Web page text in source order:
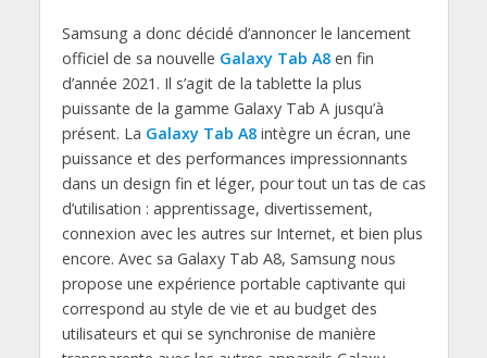
Samsung a donc décidé d’annoncer le lancement
officiel de sa nouvelle Galaxy Tab A8en fin
d’année 2021. Il s’agit de la tablette la plus
puissante de la gamme Galaxy Tab A jusqu’à
présent. La Galaxy Tab A8intègre un écran, une
puissance et des performances impressionnants
dans un design fin et léger, pour tout un tas de cas
d’utilisation : apprentissage, divertissement,
connexion avec les autres sur Internet, et bien plus
encore. Avec sa Galaxy Tab A8, Samsung nous
propose une expérience portable captivante qui
correspond au style de vie et au budget des
utilisateurs et qui se synchronise de manière